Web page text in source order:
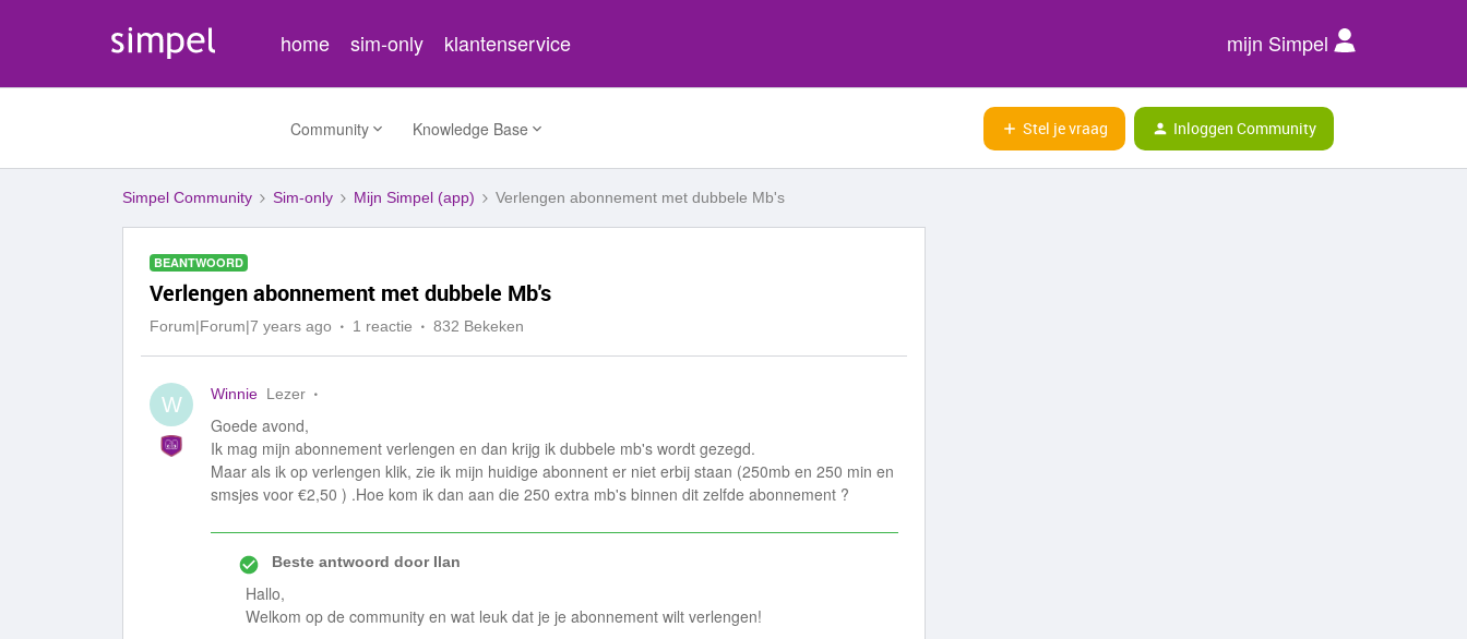
home sim-only klantenservice mijn Simpel
Community Knowledge Base Stel je vraag Inloggen Community
Simpel Community Sim-only Mijn Simpel (app) Verlengen abonnement met dubbele Mb's
BEANTWOORD
Verlengen abonnement met dubbele Mb's
Forum|Forum|7 years ago 1 reactie 832 Bekeken
W Winnie Lezer
Goede avond,
Ik mag mijn abonnement verlengen en dan krijg ik dubbele mb's wordt gezegd.
Maar als ik op verlengen klik, zie ik mijn huidige abonnent er niet erbij staan (250mb en 250 min en
smsjes voor €2,50 ) .Hoe kom ik dan aan die 250 extra mb's binnen dit zelfde abonnement ?
Beste antwoord doorIlan
Hallo,
Welkom op de community en wat leuk dat je je abonnement wilt verlengen!